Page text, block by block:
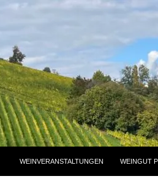
WEINVERANSTALTUNGEN WEINGUT